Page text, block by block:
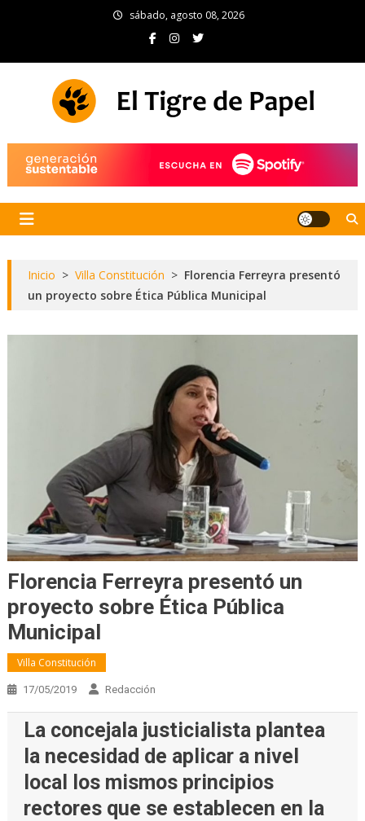
sábado, agosto 08, 2026
Inicio > Villa Constitución > Florencia Ferreyra presentó
un proyecto sobre Ética Pública Municipal
Florencia Ferreyra presentó un
proyecto sobre Ética Pública
Municipal
Villa Constitución
17/05/2019 Redacción
La concejala justicialista plantea
la necesidad de aplicar a nivel
local los mismos principios
rectores que se establecen en la